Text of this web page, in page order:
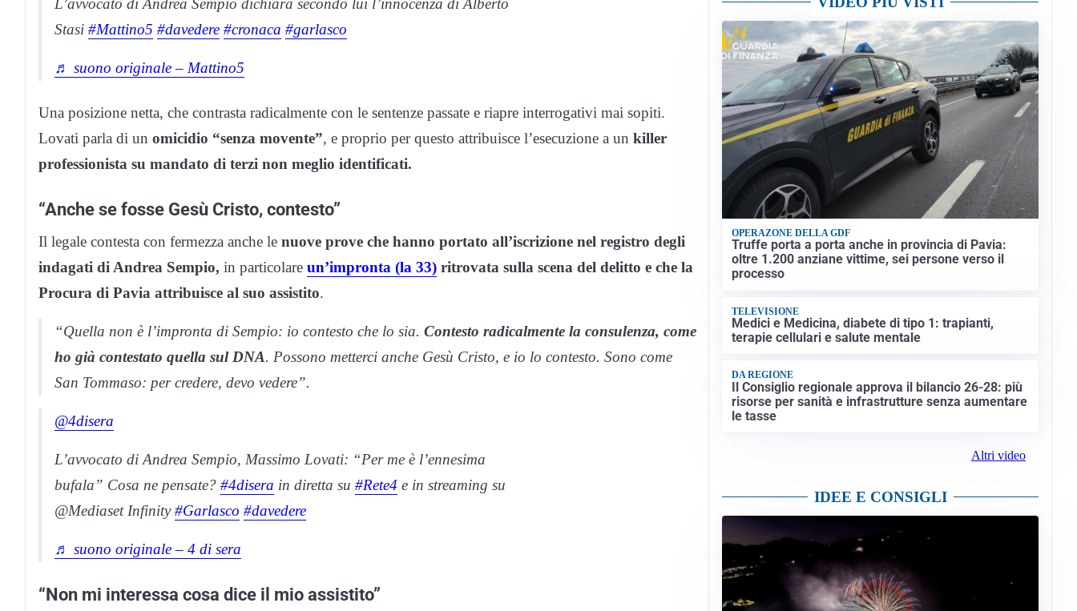
L’avvocato di Andrea Sempio dichiara secondo lui l’innocenza di Alberto
Stasi #Mattino5 #davedere #cronaca #garlasco
♬ suono originale – Mattino5
Una posizione netta, che contrasta radicalmente con le sentenze passate e riapre interrogativi mai sopiti.
Lovati parla di un omicidio “senza movente”, e proprio per questo attribuisce l’esecuzione a un killer
professionista su mandato di terzi non meglio identificati.
“Anche se fosse Gesù Cristo, contesto”
Il legale contesta con fermezza anche le nuove prove che hanno portato all’iscrizione nel registro degli
indagati di Andrea Sempio, in particolare un’impronta (la 33) ritrovata sulla scena del delitto e che la
Procura di Pavia attribuisce al suo assistito.
“Quella non è l’impronta di Sempio: io contesto che lo sia. Contesto radicalmente la consulenza, come
ho già contestato quella sul DNA. Possono metterci anche Gesù Cristo, e io lo contesto. Sono come
San Tommaso: per credere, devo vedere”.
@4disera
L’avvocato di Andrea Sempio, Massimo Lovati: “Per me è l’ennesima
bufala” Cosa ne pensate? #4disera in diretta su #Rete4 e in streaming su
@Mediaset Infinity#Garlasco #davedere
♬ suono originale – 4 di sera
“Non mi interessa cosa dice il mio assistito”
OPERAZONE DELLA GDF
Truffe porta a porta anche in provincia di Pavia:
oltre 1.200 anziane vittime, sei persone verso il
processo
TELEVISIONE
Medici e Medicina, diabete di tipo 1: trapianti,
terapie cellulari e salute mentale
DA REGIONE
Il Consiglio regionale approva il bilancio 26-28: più
risorse per sanità e infrastrutture senza aumentare
le tasse
Altri video
IDEE E CONSIGLI